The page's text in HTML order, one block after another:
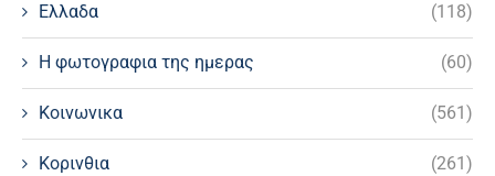
Ελλαδα (118)
Η φωτογραφια της ημερας (60)
Κοινωνικα (561)
Κορινθια (261)